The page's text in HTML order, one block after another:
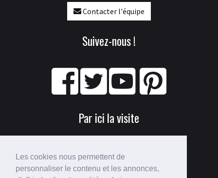
Les cookies nous permettent de
personnaliser le contenu et les annonces,
Contacter l'équipe
Suivez-nous !
Par ici la visite